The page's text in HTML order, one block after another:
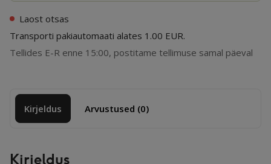
Laost otsas
Transporti pakiautomaati alates 1.00 EUR.
Tellides E-R enne 15:00, postitame tellimuse samal päeval
Kirjeldus Arvustused (0)
Kirjeldus